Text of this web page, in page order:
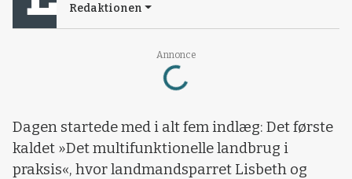
Annonce
Loading...
Redaktionen
Dagen startede med i alt fem indlæg: Det første
kaldet »Det multifunktionelle landbrug i
praksis«, hvor landmandsparret Lisbeth og